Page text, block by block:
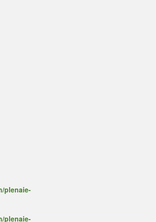
plenaie-
plenaie-